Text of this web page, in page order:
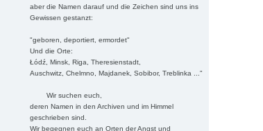
aber die Namen darauf und die Zeichen sind uns ins
Gewissen gestanzt:
"geboren, deportiert, ermordet"
Und die Orte:
Łódź, Minsk, Riga, Theresienstadt,
Auschwitz, Chelmno, Majdanek, Sobibor, Treblinka ..."
Wir suchen euch,
deren Namen in den Archiven und im Himmel
geschrieben sind.
Wir begegnen euch an Orten der Angst und